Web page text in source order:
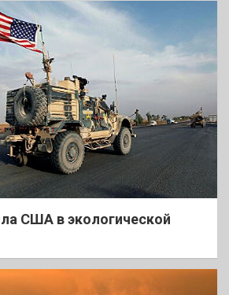
США в экологической